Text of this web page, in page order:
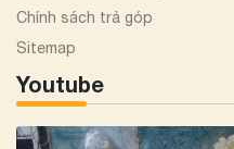
Chính sách trả góp
Sitemap
Youtube